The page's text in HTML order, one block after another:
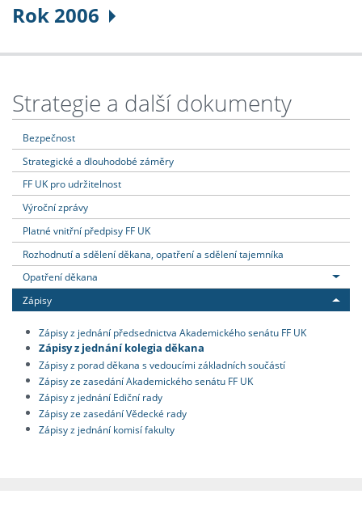
Rok 2006
Strategie a další dokumenty
Bezpečnost
Strategické a dlouhodobé záměry
FF UK pro udržitelnost
Výroční zprávy
Platné vnitřní předpisy FF UK
Rozhodnutí a sdělení děkana, opatření a sdělení tajemníka
Opatření děkana
Zápisy
Zápisy z jednání předsednictva Akademického senátu FF UK
Zápisy z jednání kolegia děkana
Zápisy z porad děkana s vedoucími základních součástí
Zápisy ze zasedání Akademického senátu FF UK
Zápisy z jednání Ediční rady
Zápisy ze zasedání Vědecké rady
Zápisy z jednání komisí fakulty